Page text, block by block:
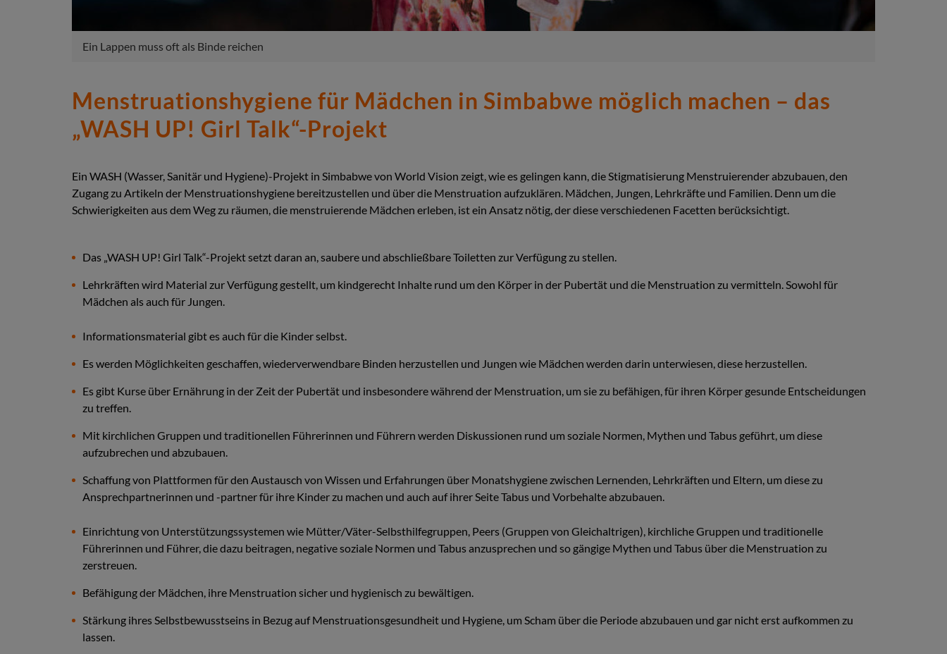
Ein Lappen muss oft als Binde reichen
Menstruationshygiene für Mädchen in Simbabwe möglich machen – das
„WASH UP! Girl Talk“-Projekt
Ein WASH (Wasser, Sanitär und Hygiene)-Projekt in Simbabwe von World Vision zeigt, wie es gelingen kann, die Stigmatisierung Menstruierender abzubauen, den
Zugang zu Artikeln der Menstruationshygiene bereitzustellen und über die Menstruation aufzuklären. Mädchen, Jungen, Lehrkräfte und Familien. Denn um die
Schwierigkeiten aus dem Weg zu räumen, die menstruierende Mädchen erleben, ist ein Ansatz nötig, der diese verschiedenen Facetten berücksichtigt.
Das „WASH UP! Girl Talk“-Projekt setzt daran an, saubere und abschließbare Toiletten zur Verfügung zu stellen.
Lehrkräften wird Material zur Verfügung gestellt, um kindgerecht Inhalte rund um den Körper in der Pubertät und die Menstruation zu vermitteln. Sowohl für
Mädchen als auch für Jungen.
Informationsmaterial gibt es auch für die Kinder selbst.
Es werden Möglichkeiten geschaffen, wiederverwendbare Binden herzustellen und Jungen wie Mädchen werden darin unterwiesen, diese herzustellen.
Es gibt Kurse über Ernährung in der Zeit der Pubertät und insbesondere während der Menstruation, um sie zu befähigen, für ihren Körper gesunde Entscheidungen
zu treffen.
Mit kirchlichen Gruppen und traditionellen Führerinnen und Führern werden Diskussionen rund um soziale Normen, Mythen und Tabus geführt, um diese
aufzubrechen und abzubauen.
Schaffung von Plattformen für den Austausch von Wissen und Erfahrungen über Monatshygiene zwischen Lernenden, Lehrkräften und Eltern, um diese zu
Ansprechpartnerinnen und -partner für ihre Kinder zu machen und auch auf ihrer Seite Tabus und Vorbehalte abzubauen.
Einrichtung von Unterstützungssystemen wie Mütter/Väter-Selbsthilfegruppen, Peers (Gruppen von Gleichaltrigen), kirchliche Gruppen und traditionelle
Führerinnen und Führer, die dazu beitragen, negative soziale Normen und Tabus anzusprechen und so gängige Mythen und Tabus über die Menstruation zu
zerstreuen.
Befähigung der Mädchen, ihre Menstruation sicher und hygienisch zu bewältigen.
Stärkung ihres Selbstbewusstseins in Bezug auf Menstruationsgesundheit und Hygiene, um Scham über die Periode abzubauen und gar nicht erst aufkommen zu
lassen.